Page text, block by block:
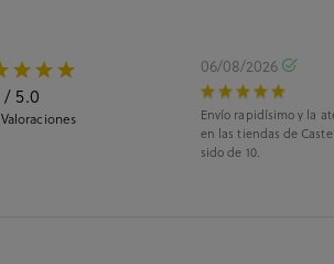
/ 5.0
Valoraciones
06/08/2026
Envío rapidísimo y la
en las tiendas de
sido de 10.